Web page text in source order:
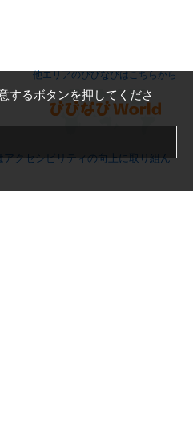
他エリアのびびなびはこちらから
アクセシビリティの向上に取り組ん
するボタンを押してくださ